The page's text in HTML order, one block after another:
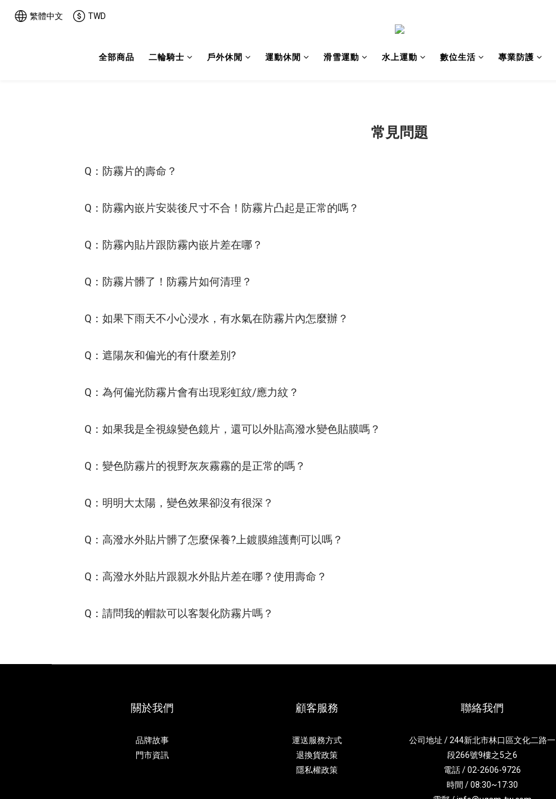
繁體中文 TWD
全部商品 二輪騎士 戶外休閒 運動休閒 滑雪運動 水上運動 數位生活 專業防護
常見問題
Q：防霧片的壽命？
Q：防霧內嵌片安裝後尺寸不合！防霧片凸起是正常的嗎？
Q：防霧內貼片跟防霧內嵌片差在哪？
Q：防霧片髒了！防霧片如何清理？
Q：如果下雨天不小心浸水，有水氣在防霧片內怎麼辦？
Q：遮陽灰和偏光的有什麼差別?
Q：為何偏光防霧片會有出現彩虹紋/應力紋？
Q：如果我是全視線變色鏡片，還可以外貼高潑水變色貼膜嗎？
Q：變色防霧片的視野灰灰霧霧的是正常的嗎？
Q：明明大太陽，變色效果卻沒有很深？
Q：高潑水外貼片髒了怎麼保養?上鍍膜維護劑可以嗎？
Q：高潑水外貼片跟親水外貼片差在哪？使用壽命？
Q：請問我的帽款可以客製化防霧片嗎？
關於我們
品牌故事
門市資訊
顧客服務
運送服務方式
退換貨政策
隱私權政策
聯絡我們
公司地址 / 244新北市林口區文化二路一
段266號9樓之5之6
電話 / 02-2606-9726
時間 / 08:30~17:30